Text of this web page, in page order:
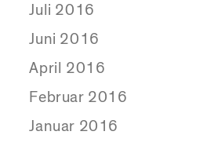
Juli 2016
Juni 2016
April 2016
Februar 2016
Januar 2016